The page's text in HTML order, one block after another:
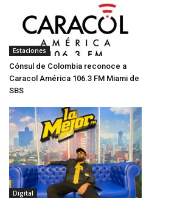
Estaciones
Cónsul de Colombia reconoce a
Caracol América 106.3 FM Miami de
SBS
Digital